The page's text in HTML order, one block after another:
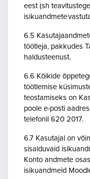
eest (sh
isikuandmete
6.5
töötleja, pakkudes
haldusteenust.
6.6 Kõikide
töötlemise
teostamiseks on
poole e-posti
telefonil 620 2017.
6.7 Kasutajal on
sisalduvaid
Konto andmete
isikuandmeid